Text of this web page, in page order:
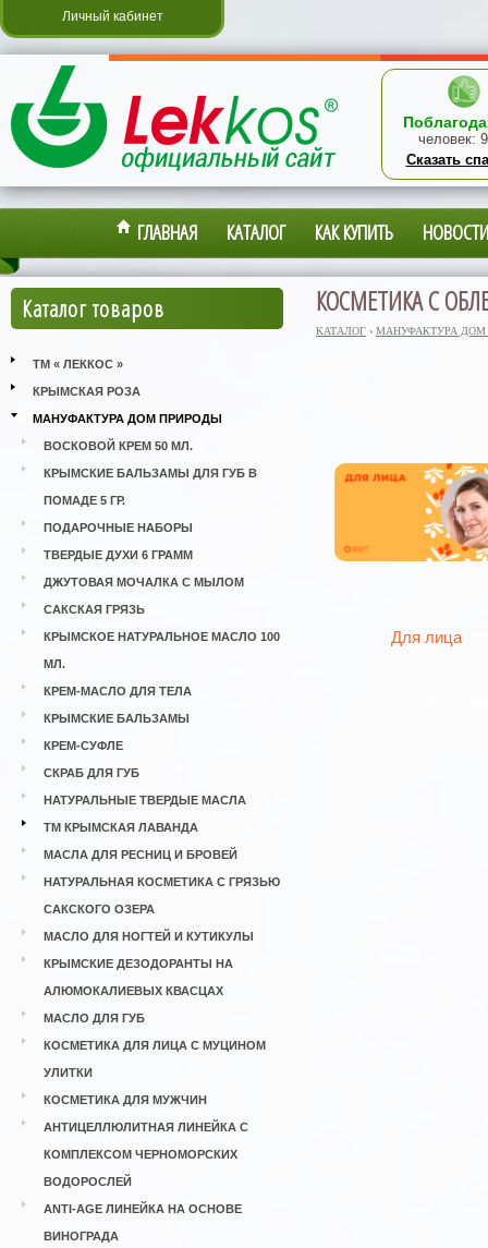
Личный кабинет
человек:
Сказать
ГЛАВНАЯ КАТАЛОГ КАК КУПИТЬ НОВОСТИ
Каталог товаров
ТМ « ЛЕККОС »
КРЫМСКАЯ РОЗА
МАНУФАКТУРА ДОМ ПРИРОДЫ
ВОСКОВОЙ КРЕМ 50 МЛ.
КРЫМСКИЕ БАЛЬЗАМЫ ДЛЯ ГУБ В
ПОМАДЕ 5 ГР.
ПОДАРОЧНЫЕ НАБОРЫ
ТВЕРДЫЕ ДУХИ 6 ГРАММ
ДЖУТОВАЯ МОЧАЛКА С МЫЛОМ
САКСКАЯ ГРЯЗЬ
КРЫМСКОЕ НАТУРАЛЬНОЕ МАСЛО 100
МЛ.
КРЕМ-МАСЛО ДЛЯ ТЕЛА
КРЫМСКИЕ БАЛЬЗАМЫ
КРЕМ-СУФЛЕ
СКРАБ ДЛЯ ГУБ
НАТУРАЛЬНЫЕ ТВЕРДЫЕ МАСЛА
ТМ КРЫМСКАЯ ЛАВАНДА
МАСЛА ДЛЯ РЕСНИЦ И БРОВЕЙ
НАТУРАЛЬНАЯ КОСМЕТИКА С ГРЯЗЬЮ
САКСКОГО ОЗЕРА
МАСЛО ДЛЯ НОГТЕЙ И КУТИКУЛЫ
КРЫМСКИЕ ДЕЗОДОРАНТЫ НА
АЛЮМОКАЛИЕВЫХ КВАСЦАХ
МАСЛО ДЛЯ ГУБ
КОСМЕТИКА ДЛЯ ЛИЦА С МУЦИНОМ
УЛИТКИ
КОСМЕТИКА ДЛЯ МУЖЧИН
АНТИЦЕЛЛЮЛИТНАЯ ЛИНЕЙКА С
КОМПЛЕКСОМ ЧЕРНОМОРСКИХ
ВОДОРОСЛЕЙ
ANTI-AGE ЛИНЕЙКА НА ОСНОВЕ
ВИНОГРАДА
КОСМЕТИКА С
КАТАЛОГ › МАНУФАКТУРА
Для лица